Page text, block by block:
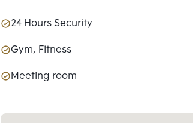
24 Hours Security
Gym, Fitness
Meeting room